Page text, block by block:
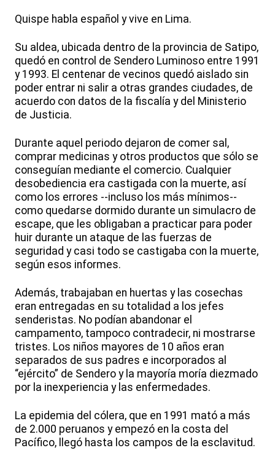
Quispe habla español y vive en Lima.
Su aldea, ubicada dentro de la provincia de Satipo,
quedó en control de Sendero Luminoso entre 1991
y 1993. El centenar de vecinos quedó aislado sin
poder entrar ni salir a otras grandes ciudades, de
acuerdo con datos de la fiscalía y del Ministerio
de Justicia.
Durante aquel periodo dejaron de comer sal,
comprar medicinas y otros productos que sólo se
conseguían mediante el comercio. Cualquier
desobediencia era castigada con la muerte, así
como los errores --incluso los más mínimos--
como quedarse dormido durante un simulacro de
escape, que les obligaban a practicar para poder
huir durante un ataque de las fuerzas de
seguridad y casi todo se castigaba con la muerte,
según esos informes.
Además, trabajaban en huertas y las cosechas
eran entregadas en su totalidad a los jefes
senderistas. No podían abandonar el
campamento, tampoco contradecir, ni mostrarse
tristes. Los niños mayores de 10 años eran
separados de sus padres e incorporados al
“ejército” de Sendero y la mayoría moría diezmado
por la inexperiencia y las enfermedades.
La epidemia del cólera, que en 1991 mató a más
de 2.000 peruanos y empezó en la costa del
Pacífico, llegó hasta los campos de la esclavitud.